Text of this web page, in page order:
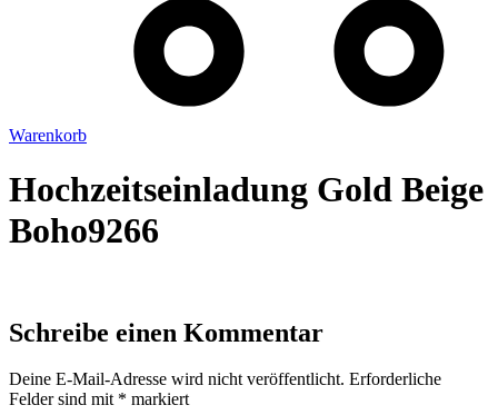
Warenkorb
Hochzeitseinladung Gold Beige
Boho9266
Schreibe einen Kommentar
Deine E-Mail-Adresse wird nicht veröffentlicht. Erforderliche
Felder sind mit * markiert